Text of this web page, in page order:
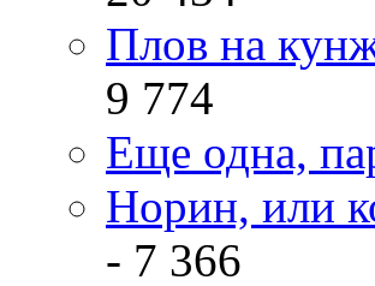
Плов на
9 774
Еще одна,
Норин, или
- 7 366